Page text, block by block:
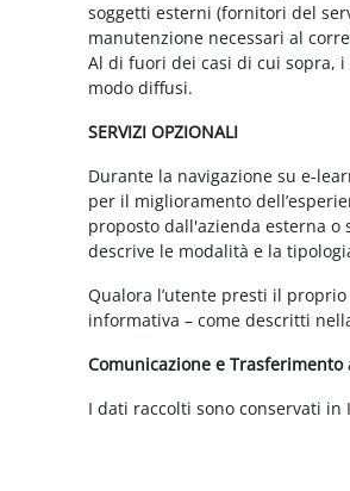
soggetti esterni (fornitori del
manutenzione necessari al
Al di fuori dei casi di cui sopra,
modo diffusi.
SERVIZI OPZIONALI
Durante la navigazione su e-
per il miglioramento
proposto dall'azienda esterna
descrive le modalità e la
Qualora l’utente presti il
informativa – come descritti
Comunicazione e Trasferimento
I dati raccolti sono conservati